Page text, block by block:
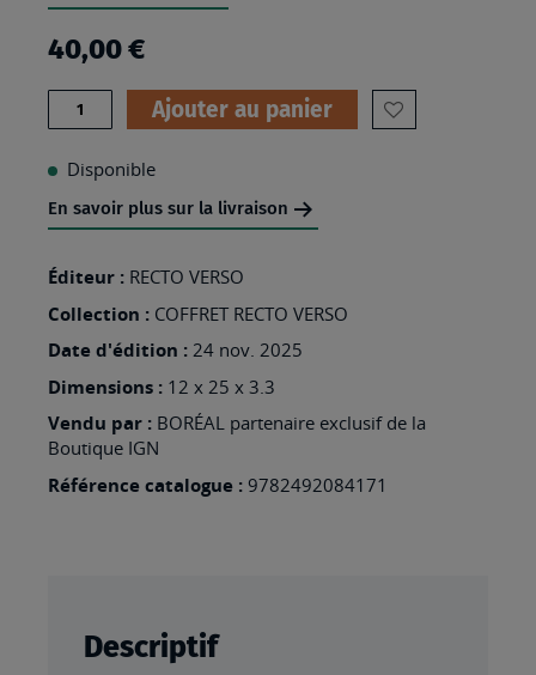
the
images
gallery
40,00 €
Quantité Ajouter au panier
AJOUTER
EN
Disponible
En savoir plus sur la livraison
Éditeur : RECTO VERSO
Collection : COFFRET RECTO VERSO
Date d'édition : 24 nov. 2025
Dimensions : 12 x 25 x 3.3
Vendu par : BORÉAL partenaire exclusif de la
Boutique IGN
Référence catalogue : 9782492084171
Descriptif